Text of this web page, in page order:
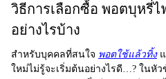
วิธีการเลือกซื้อ พอตบุหรี่
อย่างไรบ้าง
สำหรับบุคคลที่สนใจ พอตใช้แล้วทิ้ง
ใหม่ไม่รู้จะเริ่มต้นอย่างไรดี…? ในหั